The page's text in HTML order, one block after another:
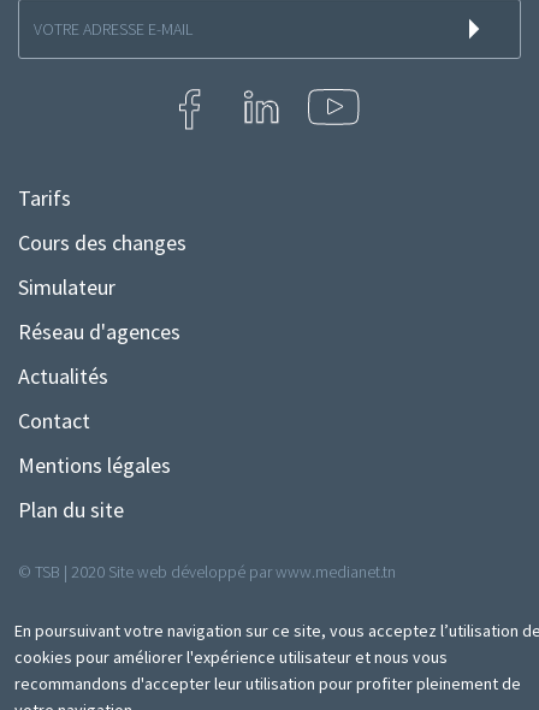
la
Menu
Pied
page
Tarifs
Cours des changes
Simulateur
Réseau d'agences
Actualités
Contact
Mentions légales
Plan du site
© TSB | 2020 Site web développé parwww.medianet.tn
En poursuivant votre navigation sur ce site, vous acceptez l’utilisation
cookies pour améliorer l'expérience utilisateur et nous vous
recommandons d'accepter leur utilisation pour profiter pleinement de